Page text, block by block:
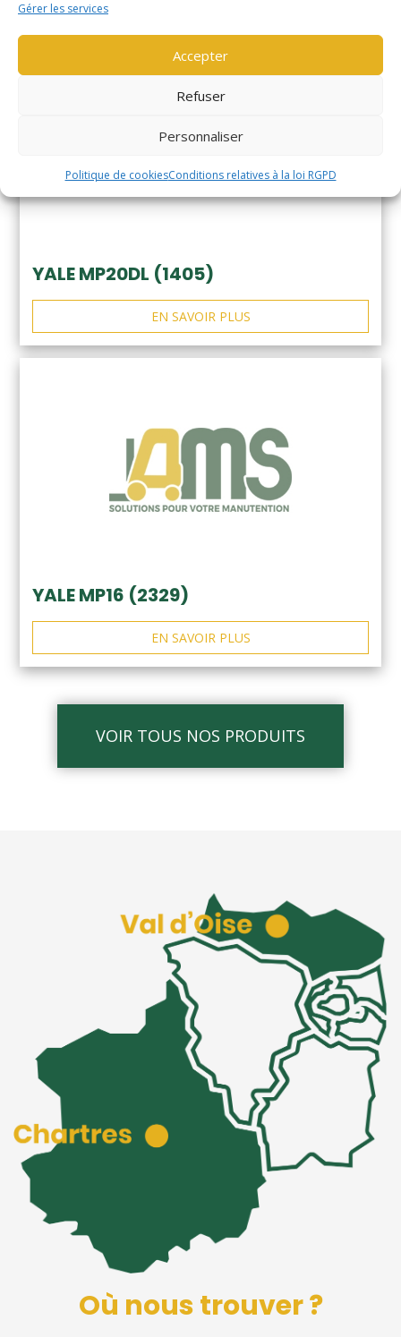
Gérer les services
Accepter
Refuser
Personnaliser
Politique de cookiesConditions relatives à la loi RGPD
YALE MP20DL (1405)
EN SAVOIR PLUS
YALE MP16 (2329)
EN SAVOIR PLUS
VOIR TOUS NOS PRODUITS
Où nous trouver ?